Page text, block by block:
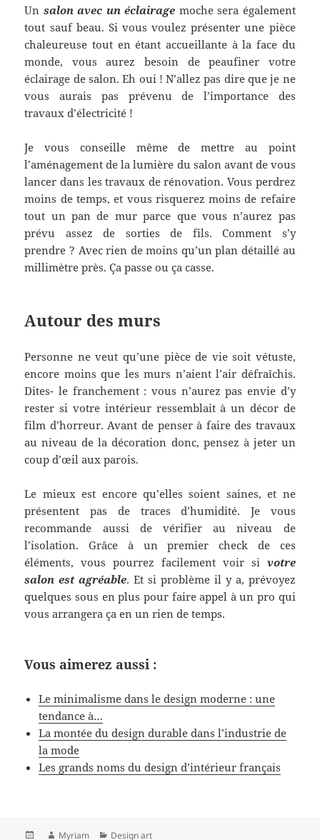
Un salon avec un éclairage moche sera également
tout sauf beau. Si vous voulez présenter une pièce
chaleureuse tout en étant accueillante à la face du
monde, vous aurez besoin de peaufiner votre
éclairage de salon. Eh oui ! N’allez pas dire que je ne
vous aurais pas prévenu de l’importance des
travaux d’électricité !
Je vous conseille même de mettre au point
l’aménagement de la lumière du salon avant de vous
lancer dans les travaux de rénovation. Vous perdrez
moins de temps, et vous risquerez moins de refaire
tout un pan de mur parce que vous n’aurez pas
prévu assez de sorties de fils. Comment s’y
prendre ? Avec rien de moins qu’un plan détaillé au
millimètre près. Ça passe ou ça casse.
Autour des murs
Personne ne veut qu’une pièce de vie soit vétuste,
encore moins que les murs n’aient l’air défraîchis.
Dites- le franchement : vous n’aurez pas envie d’y
rester si votre intérieur ressemblait à un décor de
film d’horreur. Avant de penser à faire des travaux
au niveau de la décoration donc, pensez à jeter un
coup d’œil aux parois.
Le mieux est encore qu’elles soient saines, et ne
présentent pas de traces d’humidité. Je vous
recommande aussi de vérifier au niveau de
l’isolation. Grâce à un premier check de ces
éléments, vous pourrez facilement voir si votre
salon est agréable. Et si problème il y a, prévoyez
quelques sous en plus pour faire appel à un pro qui
vous arrangera ça en un rien de temps.
Vous aimerez aussi :
Le minimalisme dans le design moderne : une
tendance à…
La montée du design durable dans l’industrie de
la mode
Les grands noms du design d’intérieur français
PubliéAuteur
Myriam Catégories
Design art